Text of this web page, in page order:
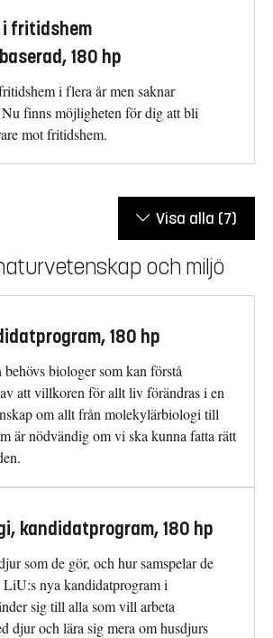
i fritidshem
180 hp
i flera år men saknar
finns möjligheten för dig att bli
mot fritidshem.
Visa alla (7)
och miljö
180 hp
biologer som kan förstå
att villkoren för allt liv förändras i en
om allt från molekylärbiologi till
är nödvändig om vi ska kunna fatta rätt
kandidatprogram, 180 hp
som de gör, och hur samspelar de
LiU:s nya kandidatprogram i
sig till alla som vill arbeta
djur och lära sig mera om husdjurs